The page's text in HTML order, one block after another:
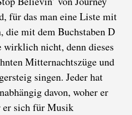
für das man eine Liste mit
die mit dem Buchstaben D
wirklich nicht, denn dieses
Mitternachtszüge und
singen. Jeder hat
davon, woher er
er sich für Musik